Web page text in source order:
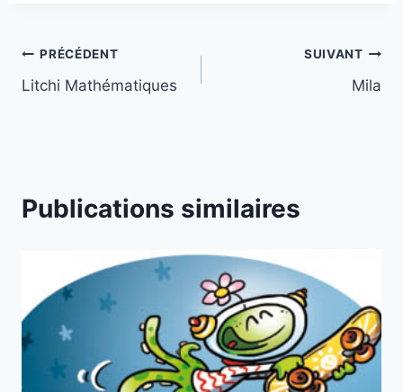
Navigation
de
PRÉCÉDENT
Litchi Mathématiques
SUIVANT
Mila
Publications similaires